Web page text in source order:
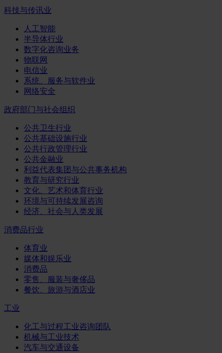
科技与传讯业
人工智能
半导体行业
数字化咨询业务
物联网
电信业
系统、服务与软件业
网络安全
政府部门与社会组织
公共卫生行业
公共基础设施行业
公共行政管理行业
公共金融业
利益代表集团与公共事务机构
教育与研究行业
文化、艺术和体育行业
环境与可持续发展咨询
经济、社会与人类发展
消费品行业
体育业
媒体和娱乐业
消费品
零售、服装与奢侈品
餐饮、旅游与酒店业
工业
化工与过程工业咨询团队
机械与工业技术
汽车与交通设备